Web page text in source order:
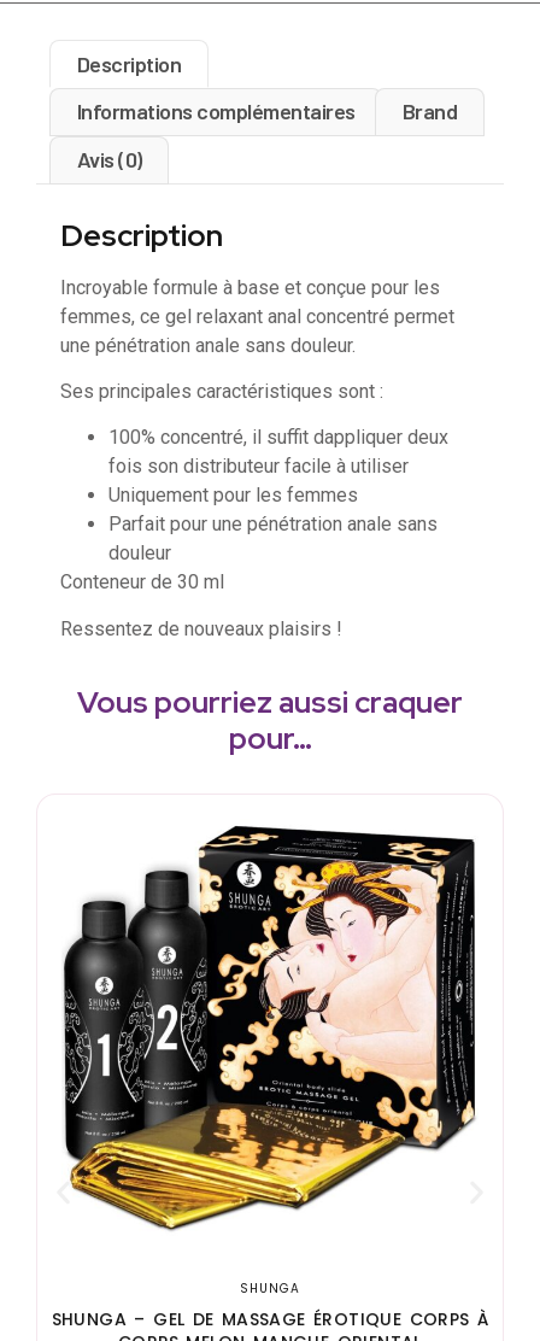
Description
Informations complémentaires
Brand
Avis (0)
Description
Incroyable formule à base et conçue pour les
femmes, ce gel relaxant anal concentré permet
une pénétration anale sans douleur.
Ses principales caractéristiques sont :
100% concentré, il suffit dappliquer deux
fois son distributeur facile à utiliser
Uniquement pour les femmes
Parfait pour une pénétration anale sans
douleur
Conteneur de 30 ml
Ressentez de nouveaux plaisirs !
Vous pourriez aussi craquer
pour…
SHUNGA
SHUNGA – GEL DE MASSAGE ÉROTIQUE CORPS À